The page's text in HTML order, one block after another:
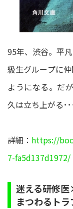
95年、渋谷。平
級生グループに
ようになる。だ
久は立ち上がる･･
詳細： https://
7-fa5d137d1972/
迷える研修
まつわるト